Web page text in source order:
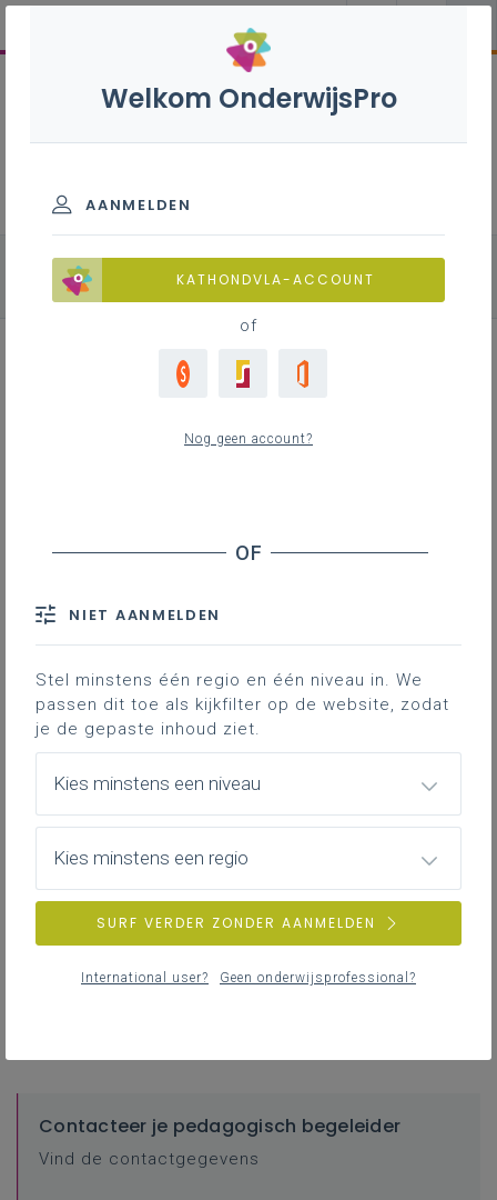
alle onderdelen Biologie
Chemie
Fysica
Basisinformatie
Basisinformatie over het leerplan.
Inspirerend materiaal
Didactische tips, ondersteunende documenten,
duiding bij leerinhouden ...
Literatuur, onderzoek, regelgeving, interessante
Contacteer je pedagogisch begeleider
Vind de contactgegevens
Welkom OnderwijsPro
AANMELDEN
KATHONDVLA-ACCOUNT
of
Nog geen account?
NIET AANMELDEN
Stel minstens één regio en één niveau in. We
passen dit toe als kijkfilter op de website, zodat
je de gepaste inhoud ziet.
Kies minstens een niveau
Kies minstens een regio
SURF VERDER ZONDER AANMELDEN
International user? Geen onderwijsprofessional?